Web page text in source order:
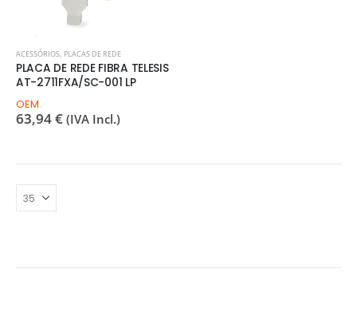
ACESSÓRIOS PLACAS DE REDE
PLACA DE REDE FIBRA TELESIS
AT-2711FXA/SC-001 LP
OEM
63,94€ (IVA Incl.)